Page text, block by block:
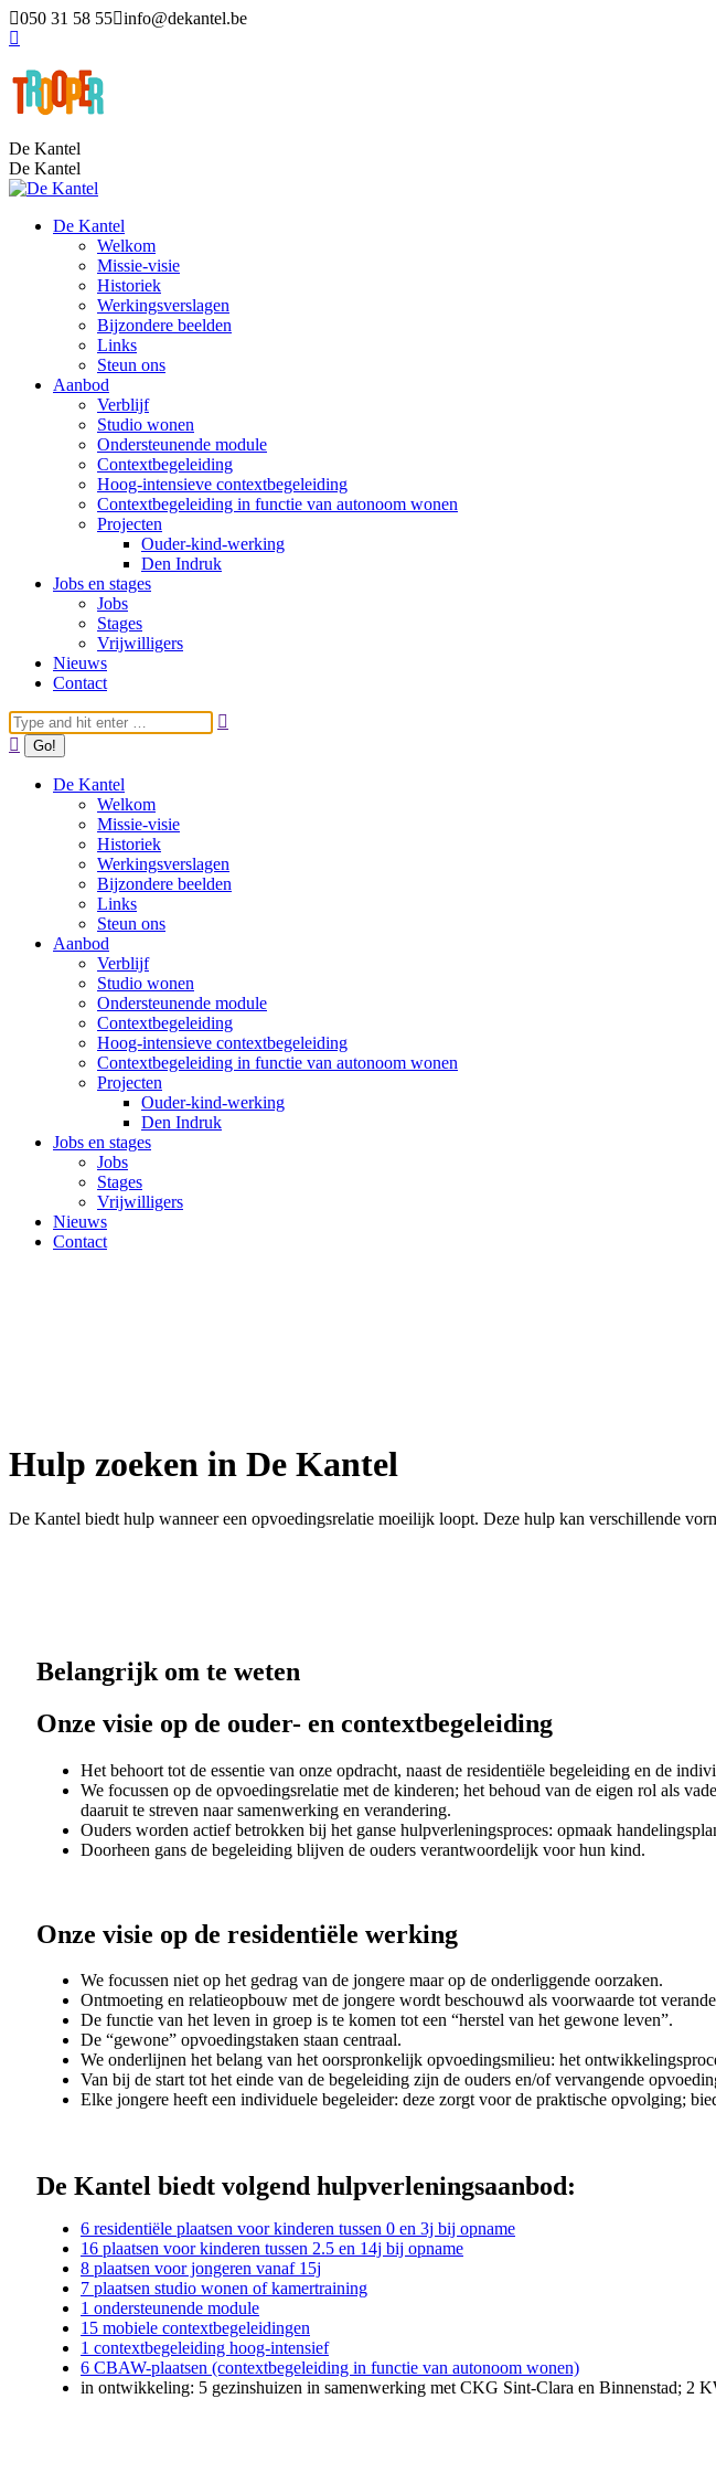
Skip
to
050 31 58 55 info@dekantel.be
opens
new
De Kantel
De Kantel
De Kantel
Welkom
Missie-visie
Historiek
Werkingsverslagen
Bijzondere beelden
Links
Steun ons
Aanbod
Verblijf
Studio wonen
Ondersteunende module
Contextbegeleiding
Hoog-intensieve contextbegeleiding
Contextbegeleiding in functie van autonoom wonen
Projecten
Ouder-kind-werking
Den Indruk
Jobs en stages
Jobs
Stages
Vrijwilligers
Nieuws
Contact
Search:
De Kantel
Welkom
Missie-visie
Historiek
Werkingsverslagen
Bijzondere beelden
Links
Steun ons
Aanbod
Verblijf
Studio wonen
Ondersteunende module
Contextbegeleiding
Hoog-intensieve contextbegeleiding
Contextbegeleiding in functie van autonoom wonen
Projecten
Ouder-kind-werking
Den Indruk
Jobs en stages
Jobs
Stages
Vrijwilligers
Nieuws
Contact
Hulp zoeken in De Kantel
De Kantel biedt hulp wanneer een opvoedingsrelatie moeilijk loopt. Deze hulp kan verschillende
Belangrijk om te weten
Onze visie op de ouder- en contextbegeleiding
Het behoort tot de essentie van onze opdracht, naast de residentiële begeleiding en de
We focussen op de opvoedingsrelatie met de kinderen; het behoud van de eigen rol als
daaruit te streven naar samenwerking en verandering.
Ouders worden actief betrokken bij het ganse hulpverleningsproces: opmaak
Doorheen gans de begeleiding blijven de ouders verantwoordelijk voor hun kind.
Onze visie op de residentiële werking
We focussen niet op het gedrag van de jongere maar op de onderliggende oorzaken.
Ontmoeting en relatieopbouw met de jongere wordt beschouwd als voorwaarde tot
De functie van het leven in groep is te komen tot een “herstel van het gewone leven”.
De “gewone” opvoedingstaken staan centraal.
We onderlijnen het belang van het oorspronkelijk opvoedingsmilieu: het
Van bij de start tot het einde van de begeleiding zijn de ouders en/of vervangende
Elke jongere heeft een individuele begeleider: deze zorgt voor de praktische opvolging;
De Kantel biedt volgend hulpverleningsaanbod:
6 residentiële plaatsen voor kinderen tussen 0 en 3j bij opname
16 plaatsen voor kinderen tussen 2.5 en 14j bij opname
8 plaatsen voor jongeren vanaf 15j
7 plaatsen studio wonen of kamertraining
1 ondersteunende module
15 mobiele contextbegeleidingen
1 contextbegeleiding hoog-intensief
6 CBAW-plaatsen (contextbegeleiding in functie van autonoom wonen)
in ontwikkeling: 5 gezinshuizen in samenwerking met CKG Sint-Clara en Binnenstad; 2